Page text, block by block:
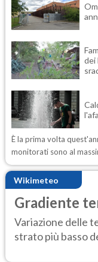
dei
È la prima volta
monitorati sono al
Wikimeteo
Gradiente
Variazione delle
strato più basso